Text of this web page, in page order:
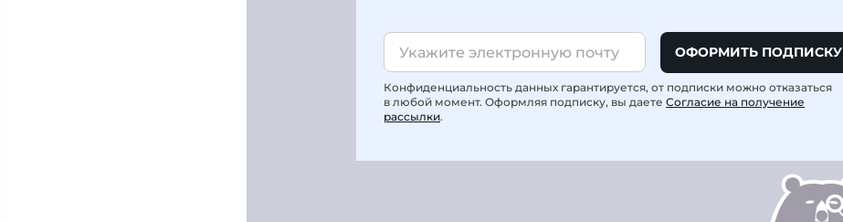
ОФОРМИТЬ ПОДПИСКУ
Конфиденциальность данных гарантируется, от подписки можно отказаться
в любой момент. Оформляя подписку, вы даете Согласие на получение
рассылки.